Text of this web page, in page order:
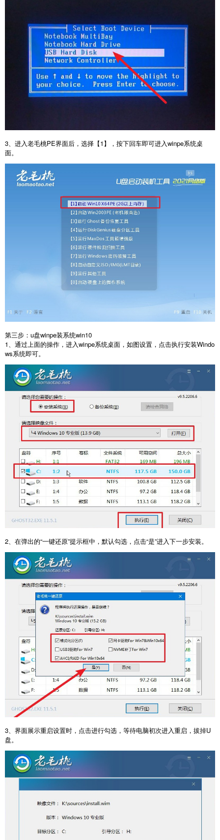
3、进入老毛桃PE界面后，选择【1】，按下回车即可进入winpe系统桌
面。
第三步：u盘winpe装系统win10
1、通过上面的操作，进入winpe系统桌面，如图设置，点击执行安装Windo
ws系统即可。
2、在弹出的“一键还原”提示框中，默认勾选，点击“是”进入下一步安装。
3、界面展示重启设置时，点击进行勾选，等待电脑初次进入重启，拔掉U
盘。